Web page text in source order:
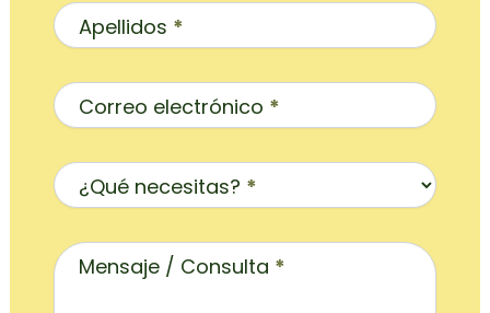
Apellidos *
Correo electrónico *
¿Qué necesitas? *
Mensaje / Consulta *